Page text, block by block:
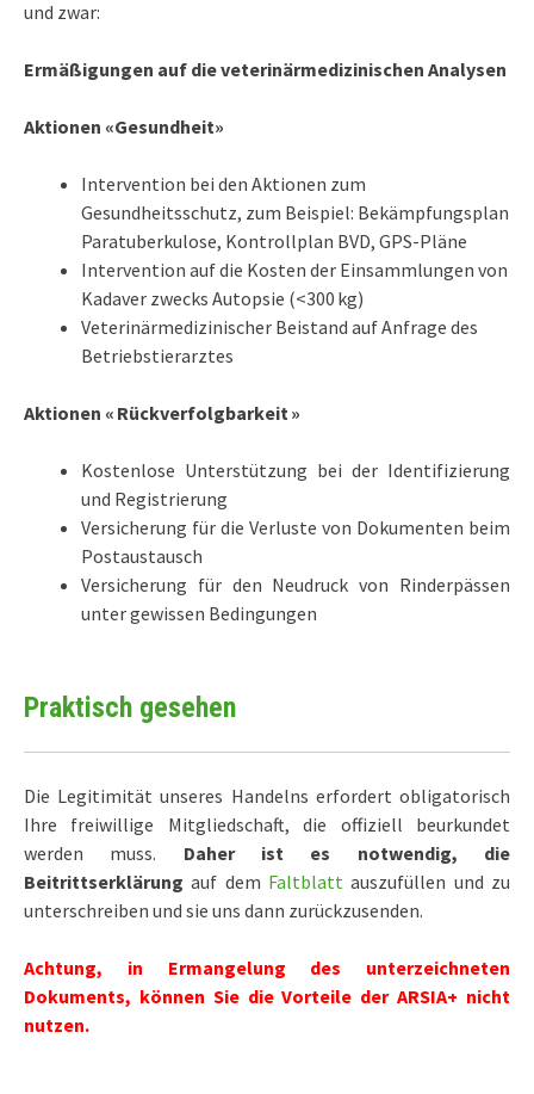
und zwar:
Ermäßigungen auf die veterinärmedizinischen Analysen
Aktionen «Gesundheit»
Intervention bei den Aktionen zum
Gesundheitsschutz, zum Beispiel: Bekämpfungsplan
Paratuberkulose, Kontrollplan BVD, GPS-Pläne
Intervention auf die Kosten der Einsammlungen von
Kadaver zwecks Autopsie (<300 kg)
Veterinärmedizinischer Beistand auf Anfrage des
Betriebstierarztes
Aktionen « Rückverfolgbarkeit »
Kostenlose Unterstützung bei der Identifizierung
und Registrierung
Versicherung für die Verluste von Dokumenten beim
Postaustausch
Versicherung für den Neudruck von Rinderpässen
unter gewissen Bedingungen
Praktisch gesehen
Die Legitimität unseres Handelns erfordert obligatorisch
Ihre freiwillige Mitgliedschaft, die offiziell beurkundet
werden muss. Daher ist es notwendig, die
Beitrittserklärung auf dem Faltblatt auszufüllen und zu
unterschreiben und sie uns dann zurückzusenden.
Achtung, in Ermangelung des unterzeichneten
Dokuments, können Sie die Vorteile der ARSIA+ nicht
nutzen.